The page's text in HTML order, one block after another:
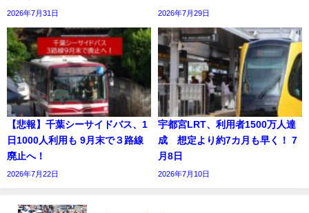
2026年7月31日 2026年7月29日
【悲報】千葉シーサイドバス、1
日1000人利用も 9月末で３路線
廃止へ！
2026年7月22日
宇都宮LRT、利用者1500万人達
成 想定より約7カ月も早く！ 7
月8日
2026年7月10日